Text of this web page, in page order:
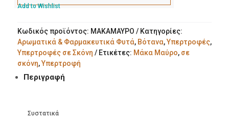
Add to Wishlist
Κωδικός προϊόντος: ΜΑΚΑΜΑΥΡΟ
Κατηγορίες:
Αρωματικά & Φαρμακευτικά Φυτά, Βότανα,Υπερτροφές,
Υπερτροφές σε Σκόνη
Ετικέτες: Μάκα Μαύρο, σε
σκόνη,Υπερτροφή
Περιγραφή
Συστατικά